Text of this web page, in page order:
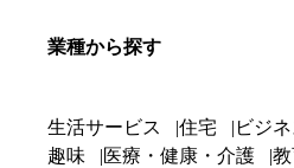
業種から探す
生活サービス 住宅 ビジ
趣味
医療・健康・介護